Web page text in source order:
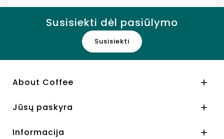
Susisiekti dėl pasiūlymo
Susisiekti
About Coffee 
Jūsų paskyra 
Informacija 